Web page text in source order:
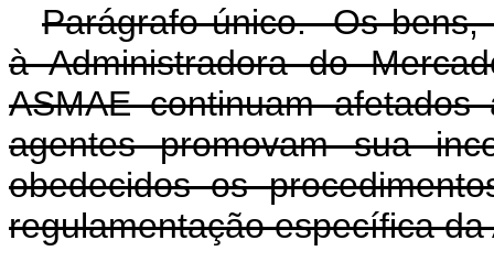
Parágrafo único. Os bens,
à Administradora do
ASMAE continuam
agentes promovam sua
obedecidos os
regulamentação específica da